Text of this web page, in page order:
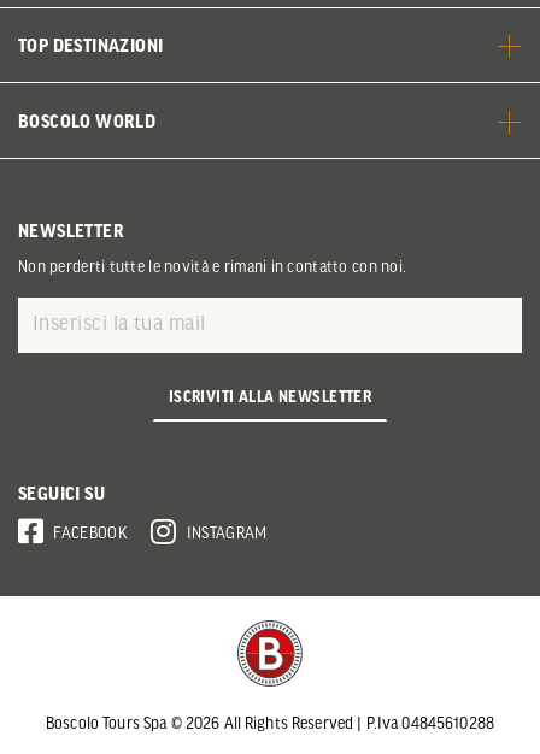
TOP DESTINAZIONI
BOSCOLO WORLD
NEWSLETTER
Non perderti tutte le novità e rimani in contatto con noi.
ISCRIVITI ALLA NEWSLETTER
SEGUICI SU
FACEBOOK INSTAGRAM
Boscolo Tours Spa © 2026 All Rights Reserved | P.Iva 04845610288